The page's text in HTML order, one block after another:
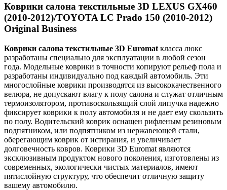
Коврики салона текстильные 3D LEXUS GX460
(2010-2012)/TOYOTA LC Prado 150 (2010-2012)
Original Business
Коврики салона текстильные 3D Euromat класса люкс
разработаны специально для эксплуатации в любой сезон
года. Модельные коврики в точности копируют рельеф пола и
разработаны индивидуально под каждый автомобиль. Эти
многослойные коврики производятся из высококачественного
велюра, не допускают влагу к полу салона и служат отличным
термоизолятором, противоскользящий слой липучка надежно
фиксирует коврики к полу автомобиля и не дает ему скользить
по полу. Водительский коврик оснащен рифленым резиновым
подпятником, или подпятником из нержавеющей стали,
оберегающим коврик от истирания, и увеличивает
долговечность ковров. Коврики 3D Euromat являются
эксклюзивным продуктом нового поколения, изготовлены из
современных, экологически чистых материалов, имеют
пятислойную структуру, что обеспечит отличную защиту
вашему автомобилю.